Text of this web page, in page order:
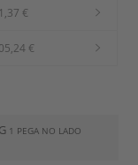
€
€
1 PEGA NO LADO